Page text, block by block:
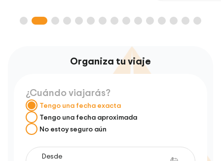
Organiza tu viaje
¿Cuándo viajarás?
Tengo una fecha exacta
Tengo una fecha aproximada
No estoy seguro aún
Desde